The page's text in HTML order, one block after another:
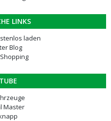
LINKS
laden
Blog
Master